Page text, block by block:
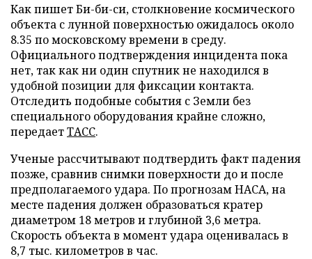
Как пишет Би-би-си, столкновение космического
объекта с лунной поверхностью ожидалось около
8.35 по московскому времени в среду.
Официального подтверждения инцидента пока
нет, так как ни один спутник не находился в
удобной позиции для фиксации контакта.
Отследить подобные события с Земли без
специального оборудования крайне сложно,
передаетТАСС.
Ученые рассчитывают подтвердить факт падения
позже, сравнив снимки поверхности до и после
предполагаемого удара. По прогнозам НАСА, на
месте падения должен образоваться кратер
диаметром 18 метров и глубиной 3,6 метра.
Скорость объекта в момент удара оценивалась в
8,7 тыс. километров в час.